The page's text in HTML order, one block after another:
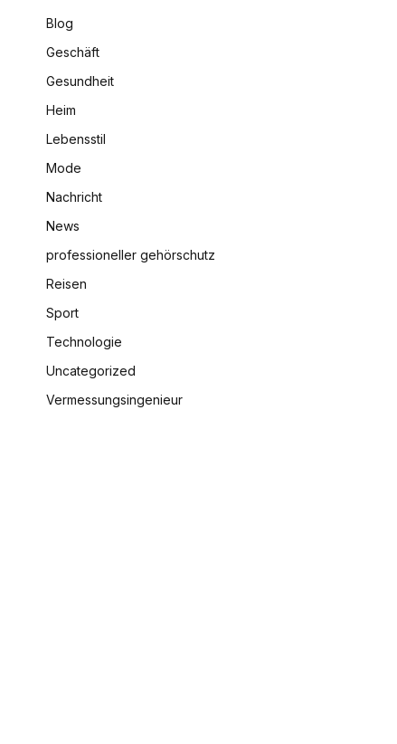
Blog
Geschäft
Gesundheit
Heim
Lebensstil
Mode
Nachricht
News
professioneller gehörschutz
Reisen
Sport
Technologie
Uncategorized
Vermessungsingenieur